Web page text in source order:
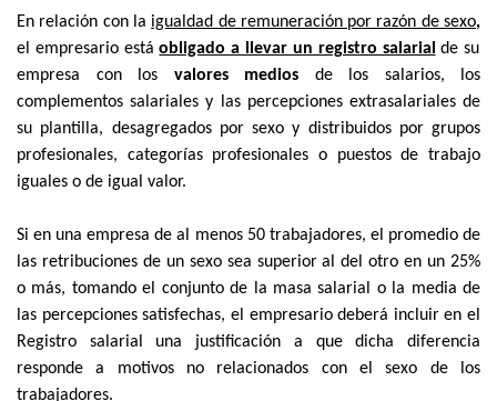
En relación con la igualdad de remuneración por razón de sexo,
el empresario estáobligado a llevar un registro salarial de su
empresa
con los valores medios de los salarios, los
complementos salariales y las percepciones extrasalariales de
su plantilla, desagregados por sexo y distribuidos por grupos
profesionales, categorías profesionales o puestos de trabajo
iguales o de igual valor.
Si en una empresa de al menos 50 trabajadores, el promedio de
las retribuciones de un sexo sea superior al del otro en un 25%
o más, tomando el conjunto de la masa salarial o la media de
las percepciones satisfechas, el empresario deberá incluir en el
Registro salarial una justificación a que dicha diferencia
responde a motivos no relacionados con el sexo de los
trabajadores.